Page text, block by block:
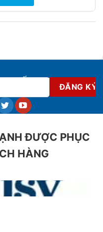
MẠI
ĐƯỢC PHỤC
HÀNG